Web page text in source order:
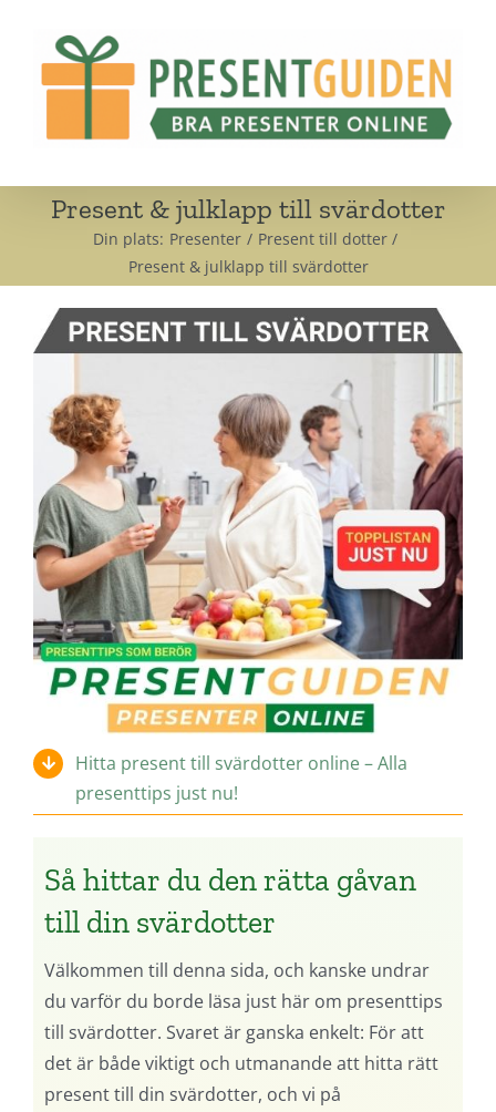
Present & julklapp till svärdotter
Din plats: Presenter
Present till dotter
Present & julklapp till svärdotter
Hitta present till svärdotter online – Alla
presenttips just nu!
Så hittar du den rätta gåvan
till din svärdotter
Välkommen till denna sida, och kanske undrar
du varför du borde läsa just här om presenttips
till svärdotter. Svaret är ganska enkelt: För att
det är både viktigt och utmanande att hitta rätt
present till din svärdotter, och vi på